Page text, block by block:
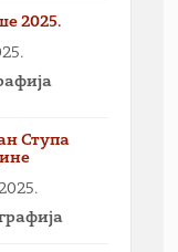
2025.
Ступа